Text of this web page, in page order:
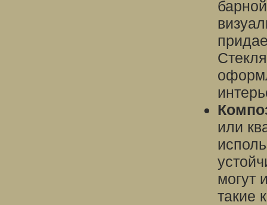
или
могут
такие